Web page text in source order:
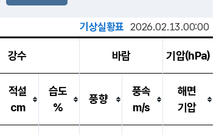
기상실황표 2026.02.13.00:00
강수 바람 기압(hPa)
적설
cm
습도
%
풍향
풍속
m/s
해면
기압